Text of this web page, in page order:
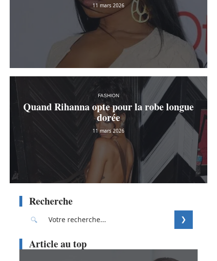
11 mars 2026
FASHION
Quand Rihanna opte pour la robe longue
dorée
11 mars 2026
Recherche
Article au top